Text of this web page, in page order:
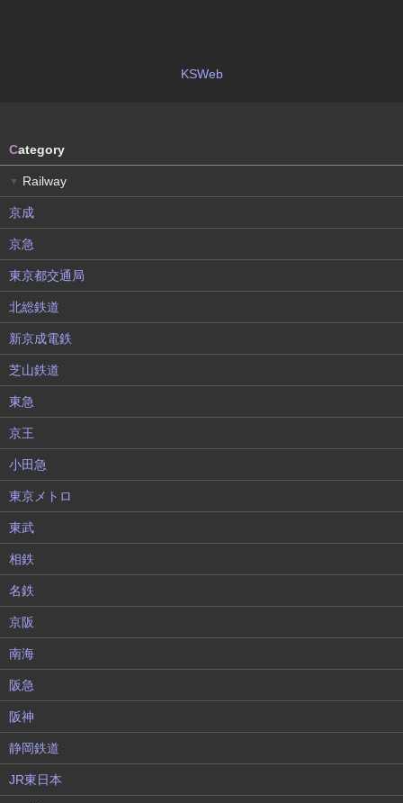
KSWeb
Category
▼ Railway
京成
京急
東京都交通局
北総鉄道
新京成電鉄
芝山鉄道
東急
京王
小田急
東京メトロ
東武
相鉄
名鉄
京阪
南海
阪急
阪神
静岡鉄道
JR東日本